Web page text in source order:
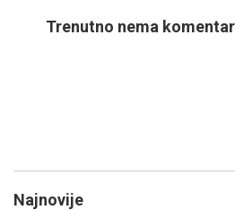
Trenutno nema
Najnovije